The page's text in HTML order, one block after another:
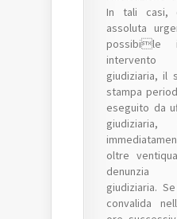
In tali casi,
assoluta
possibile
intervento
giudiziaria, il
stampa
eseguito da
oltre
denunzia
giudiziaria.
convalida